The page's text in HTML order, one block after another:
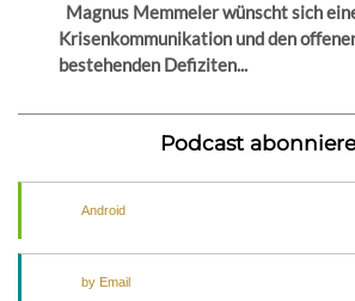
Magnus Memmeler wünscht sich
Krisenkommunikation und den
bestehenden Defiziten...
Podcast
Android
by Email